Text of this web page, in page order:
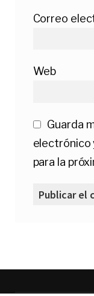
Correo
Web
Guarda
electrónico
para la